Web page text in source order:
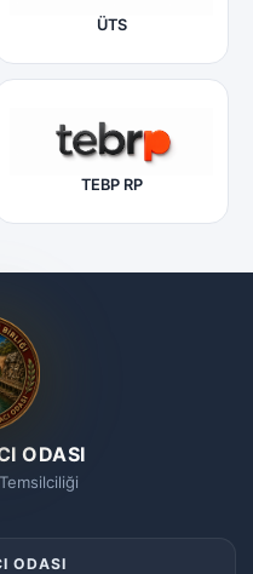
ÜTS
TEBP RP
ODASI
ODASI